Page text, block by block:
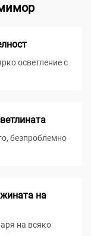
осветление с
безпроблемно
на
на всяко